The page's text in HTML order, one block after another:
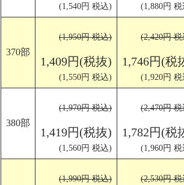
(1,540円 税込) (1,880円
370部
(1,950円 税込)
1,409円(税抜)
(1,550円 税込)
(2,420円
1,746円(税
(1,920円
380部
(1,970円 税込)
1,419円(税抜)
(1,560円 税込)
(2,470円
1,782円(税
(1,960円
(1,990円 税込) (2,530円